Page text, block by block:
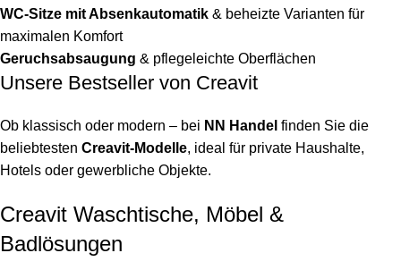
WC-Sitze mit Absenkautomatik & beheizte Varianten für
maximalen Komfort
Geruchsabsaugung & pflegeleichte Oberflächen
Unsere Bestseller von Creavit
Ob klassisch oder modern – bei NN Handel finden Sie die
beliebtesten Creavit-Modelle, ideal für private Haushalte,
Hotels oder gewerbliche Objekte.
Creavit Waschtische, Möbel &
Badlösungen